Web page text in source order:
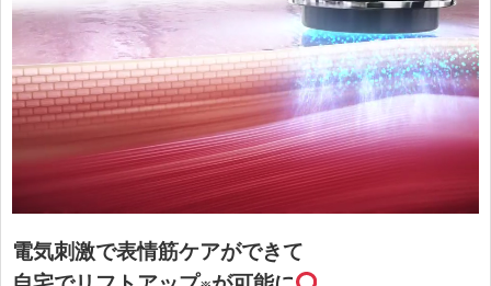
電気刺激で表情筋ケアができて